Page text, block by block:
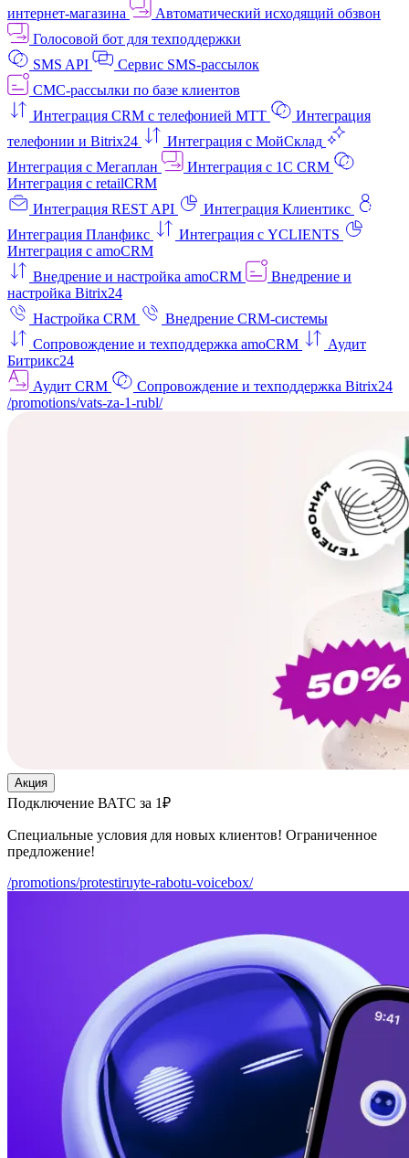
интернет‑магазина
Автоматический исходящий обзвон
Голосовой бот для техподдержки
SMS API
Сервис SMS-рассылок
СМС-рассылки по базе клиентов
Интеграция CRM с телефонией МТТ
Интеграция
телефонии и Bitrix24
Интеграция с МойСклад
Интеграция с Мегаплан
Интеграция с 1C CRM
Интеграция с retailCRM
Интеграция REST API
Интеграция Клиентикс
Интеграция Планфикс
Интеграция с YCLIENTS
Интеграция с amoCRM
Внедрение и настройка amoCRM
Внедрение и
настройка Bitrix24
Настройка CRM
Внедрение CRM-системы
Сопровождение и техподдержка amoCRM
Аудит
Битрикс24
Аудит CRM
Сопровождение и техподдержка Bitrix24
/promotions/vats-za-1-rubl/
Акция
Подключение ВАТС за 1₽
Специальные условия для новых клиентов! Ограниченное
предложение!
/promotions/protestiruyte-rabotu-voicebox/